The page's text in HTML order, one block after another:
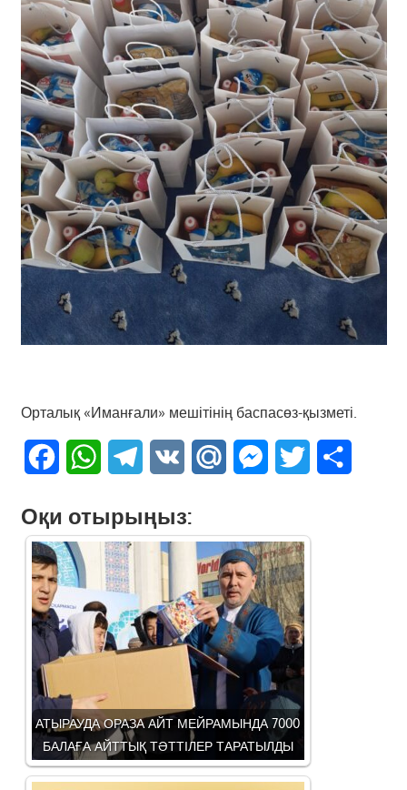
Орталық «Иманғали» мешітінің баспасөз-қызметі.
FacebookWhatsAppTelegram
VK Mail.Ru Messenger
Twitter
Оқи отырыңыз:
АТЫРАУДА ОРАЗА АЙТ МЕЙРАМЫНДА 7000
БАЛАҒА АЙТТЫҚ ТӘТТІЛЕР ТАРАТЫЛДЫ